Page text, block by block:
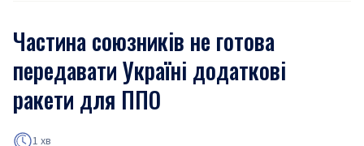
Частина союзників не готова
передавати Україні додаткові
ракети для ППО
1 хв